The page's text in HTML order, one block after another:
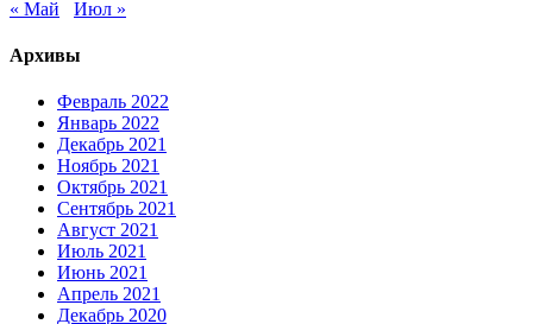
« Май
Июл »
Архивы
Февраль 2022
Январь 2022
Декабрь 2021
Ноябрь 2021
Октябрь 2021
Сентябрь 2021
Август 2021
Июль 2021
Июнь 2021
Апрель 2021
Декабрь 2020